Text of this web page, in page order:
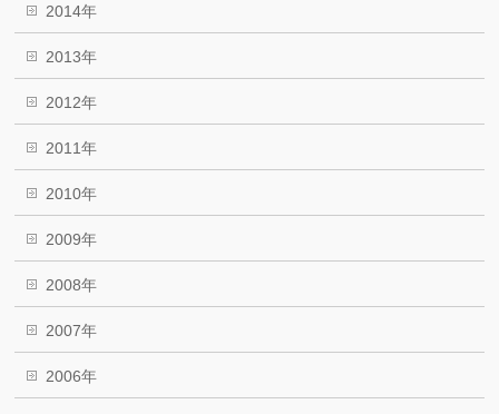
2014年
2013年
2012年
2011年
2010年
2009年
2008年
2007年
2006年